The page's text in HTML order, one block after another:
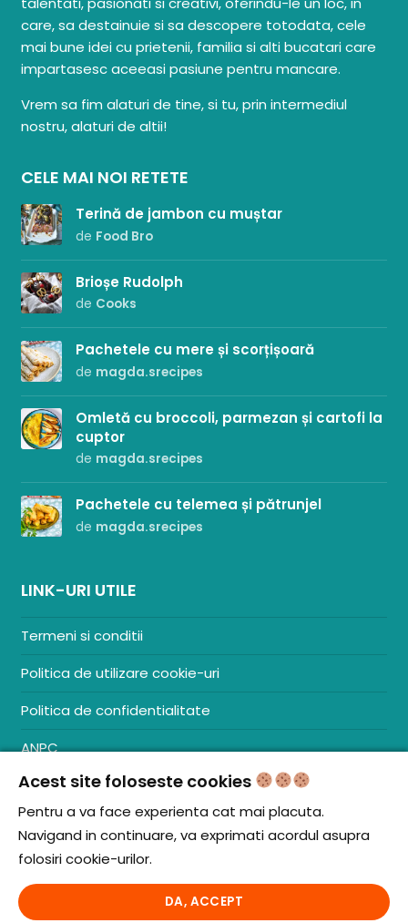
care, sa destainuie si sa descopere totodata, cele
mai bune idei cu prietenii, familia si alti bucatari care
impartasesc aceeasi pasiune pentru mancare.
Vrem sa fim alaturi de tine, si tu, prin intermediul
nostru, alaturi de altii!
CELE MAI NOI RETETE
Terină de jambon cu muștar
de Food Bro
Brioșe Rudolph
de Cooks
Pachetele cu mere și scorțișoară
de magda.srecipes
Omletă cu broccoli, parmezan și cartofi la
cuptor
de magda.srecipes
Pachetele cu telemea și pătrunjel
de magda.srecipes
LINK-URI UTILE
Termeni si conditii
Politica de utilizare cookie-uri
Politica de confidentialitate
ANPC
Contact
S.C. ZENCOM MEDIA GROUP SRL
J20/1379/2017
© iCooking.ro. Toate drepturile rezervate.
Acest site foloseste cookies
Pentru a va face experienta cat mai placuta.
Navigand in continuare, va exprimati acordul asupra
folosiri cookie-urilor.
DA, ACCEPT